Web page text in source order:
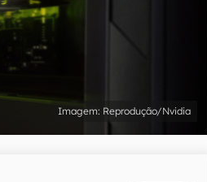
Reprodução/Nvidia